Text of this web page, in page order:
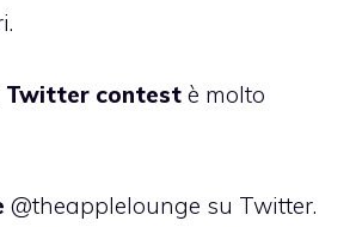
Twitter contest è molto
@theapplelounge su Twitter.